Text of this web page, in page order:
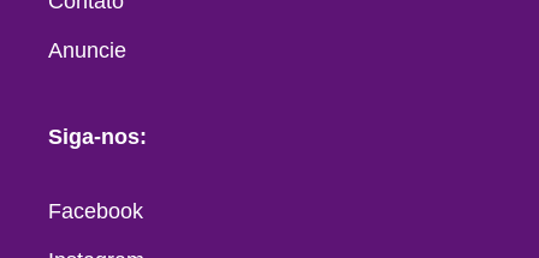
Anuncie
Siga-nos:
Facebook